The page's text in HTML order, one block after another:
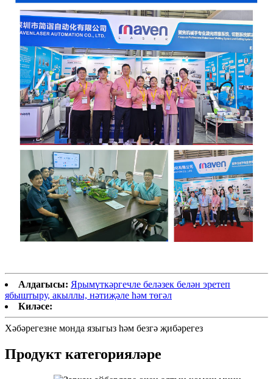
Алдагысы: Ярымүткәргечле беләзек белән эретеп
ябыштыру, акыллы, нәтиҗәле һәм төгәл
Киләсе:
Хәбәрегезне монда языгыз һәм безгә җибәрегез
Продукт категорияләре